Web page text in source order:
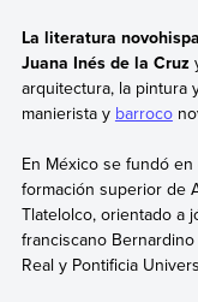
La literatura
Juana Inés de la Cruz
arquitectura, la pintura
manierista y barroco
En México se fundó
formación superior de
Tlatelolco, orientado a
franciscano
Real y Pontificia